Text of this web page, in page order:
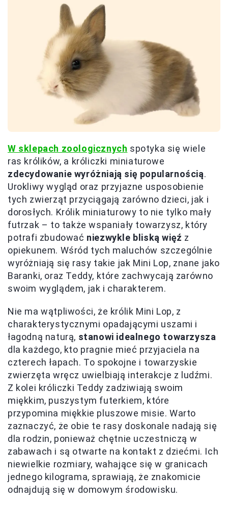
W sklepach zoologicznych spotyka się wiele
ras królików, a króliczki miniaturowe
zdecydowanie wyróżniają się popularnością.
Urokliwy wygląd oraz przyjazne usposobienie
tych zwierząt przyciągają zarówno dzieci, jak i
dorosłych. Królik miniaturowy to nie tylko mały
futrzak – to także wspaniały towarzysz, który
potrafi zbudować niezwykle bliską więź z
opiekunem. Wśród tych maluchów szczególnie
wyróżniają się rasy takie jak Mini Lop, znane jako
Baranki, oraz Teddy, które zachwycają zarówno
swoim wyglądem, jak i charakterem.
Nie ma wątpliwości, że królik Mini Lop, z
charakterystycznymi opadającymi uszami i
łagodną naturą, stanowi idealnego towarzysza
dla każdego, kto pragnie mieć przyjaciela na
czterech łapach. To spokojne i towarzyskie
zwierzęta wręcz uwielbiają interakcje z ludźmi.
Z kolei króliczki Teddy zadziwiają swoim
miękkim, puszystym futerkiem, które
przypomina miękkie pluszowe misie. Warto
zaznaczyć, że obie te rasy doskonale nadają się
dla rodzin, ponieważ chętnie uczestniczą w
zabawach i są otwarte na kontakt z dziećmi. Ich
niewielkie rozmiary, wahające się w granicach
jednego kilograma, sprawiają, że znakomicie
odnajdują się w domowym środowisku.